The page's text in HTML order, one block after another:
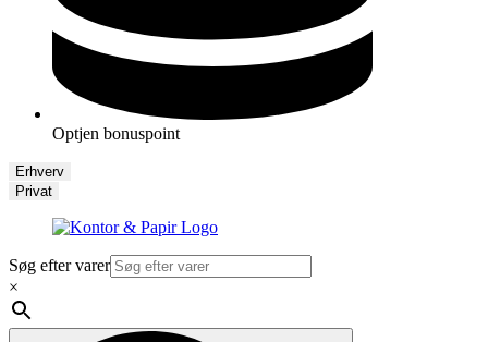
Optjen bonuspoint
Erhverv
Privat
Søg efter varer
×